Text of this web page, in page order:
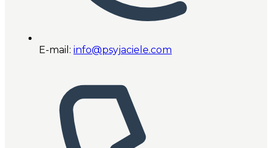
E-mail: info@psyjaciele.com